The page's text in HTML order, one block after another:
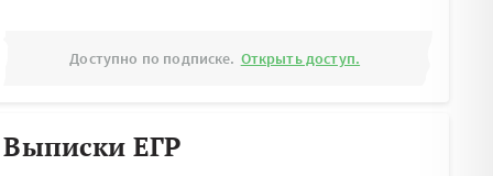
Доступно по подписке. Открыть доступ.
Выписки ЕГР